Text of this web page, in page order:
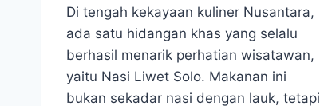
Di tengah kekayaan kuliner Nusantara,
ada satu hidangan khas yang selalu
berhasil menarik perhatian wisatawan,
yaitu Nasi Liwet Solo. Makanan ini
bukan sekadar nasi dengan lauk, tetapi